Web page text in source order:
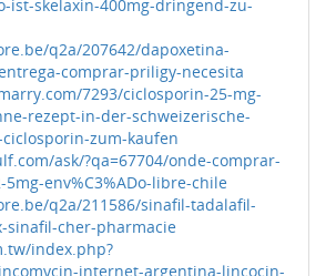
ist-skelaxin-400mg-dringend-zu-
q2a/207642/dapoxetina-
comprar-priligy-necesita
7293/ciclosporin-25-mg-
rezept-in-der-schweizerische-
zum-kaufen
ask/?qa=67704/onde-comprar-
env%C3%ADo-libre-chile
q2a/211586/sinafil-tadalafil-
sinafil-cher-pharmacie
index.php?
internet-argentina-lincocin-